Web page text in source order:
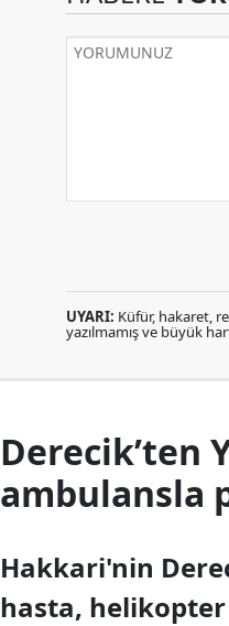
UYARI: Küfür, hakaret,
yazılmamış ve büyük
Derecik’ten
ambulansla
Hakkari'nin
hasta,